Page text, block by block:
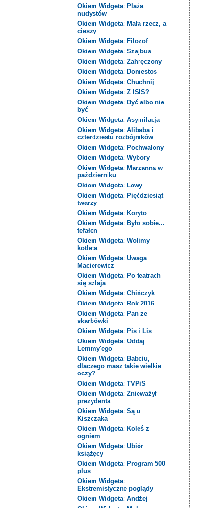
Okiem Widgeta: Plaża
nudystów
Okiem Widgeta: Mała rzecz, a
cieszy
Okiem Widgeta: Filozof
Okiem Widgeta: Szajbus
Okiem Widgeta: Zahręczony
Okiem Widgeta: Domestos
Okiem Widgeta: Chuchnij
Okiem Widgeta: Z ISIS?
Okiem Widgeta: Być albo nie
być
Okiem Widgeta: Asymilacja
Okiem Widgeta: Alibaba i
czterdziestu rozbójników
Okiem Widgeta: Pochwalony
Okiem Widgeta: Wybory
Okiem Widgeta: Marzanna w
październiku
Okiem Widgeta: Lewy
Okiem Widgeta: Pięćdziesiąt
twarzy
Okiem Widgeta: Koryto
Okiem Widgeta: Było sobie...
tefałen
Okiem Widgeta: Wolimy
kotleta
Okiem Widgeta: Uwaga
Macierewicz
Okiem Widgeta: Po teatrach
się szlaja
Okiem Widgeta: Chińczyk
Okiem Widgeta: Rok 2016
Okiem Widgeta: Pan ze
skarbówki
Okiem Widgeta: Pis i Lis
Okiem Widgeta: Oddaj
Lemmy'ego
Okiem Widgeta: Babciu,
dlaczego masz takie wielkie
oczy?
Okiem Widgeta: TVPiS
Okiem Widgeta: Znieważył
prezydenta
Okiem Widgeta: Są u
Kiszczaka
Okiem Widgeta: Koleś z
ogniem
Okiem Widgeta: Ubiór
książęcy
Okiem Widgeta: Program 500
plus
Okiem Widgeta:
Ekstremistyczne poglądy
Okiem Widgeta: Andżej